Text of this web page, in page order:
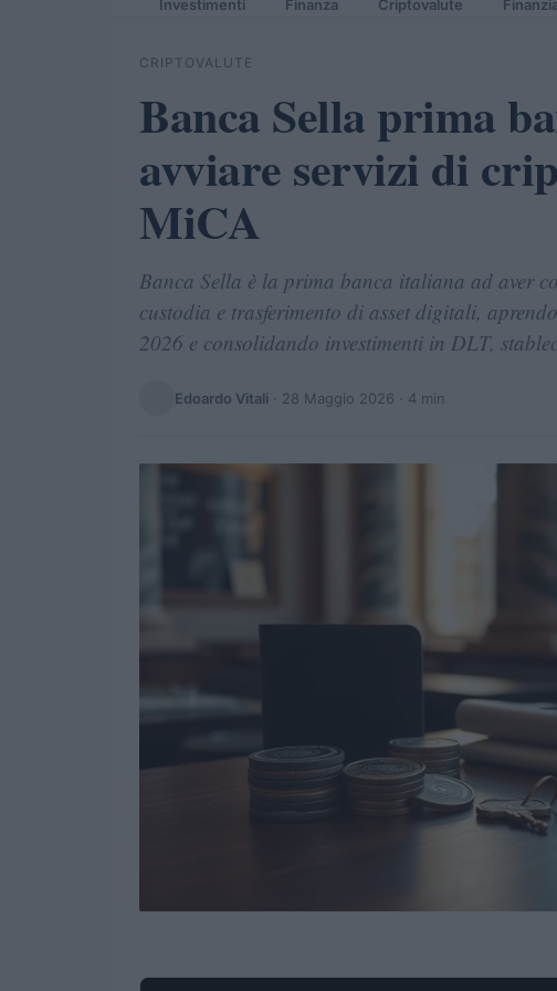
Investimenti Finanza Criptovalute
CRIPTOVALUTE
Banca Sella prima
avviare servizi di
MiCA
Banca Sella è la prima banca italiana ad aver
custodia e trasferimento di asset digitali,
2026 e consolidando investimenti in DLT,
Edoardo Vitali · 28 Maggio 2026 · 4 min